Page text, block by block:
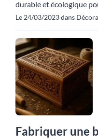
durable et écologique
Le 24/03/2023 dans
Fabriquer une